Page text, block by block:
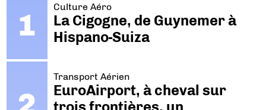
Culture Aéro
La Cigogne, de Guynemer à
Hispano-Suiza
Transport Aérien
EuroAirport, à cheval sur